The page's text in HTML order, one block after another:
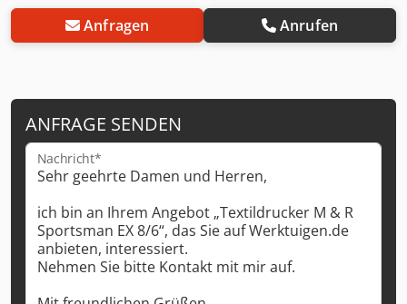
Anfragen Anrufen
ANFRAGE SENDEN
Nachricht*